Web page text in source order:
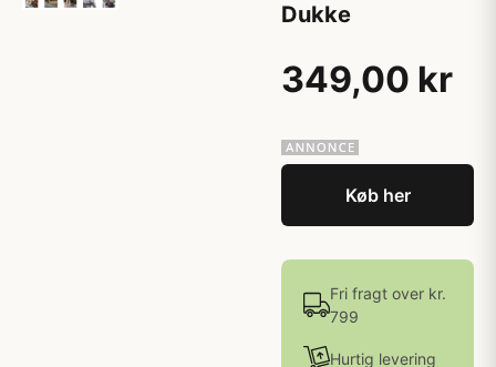
Dukke
349,00 kr
Køb her
Fri fragt over kr.
799
Hurtig levering